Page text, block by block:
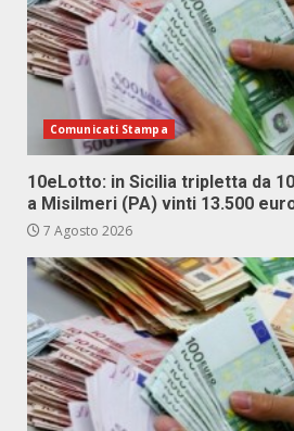
Comunicati Stampa
10eLotto: in Sicilia tripletta da
a Misilmeri (PA) vinti 13.500
7 Agosto 2026